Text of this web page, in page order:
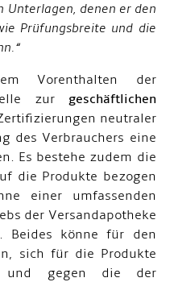
denen er den
Prüfungsbreite und die
Vorenthalten der
zur geschäftlichen
neutraler
des Verbrauchers eine
Es bestehe zudem die
die Produkte bezogen
einer umfassenden
der Versandapotheke
Beides könne für den
sich für die Produkte
und gegen die der